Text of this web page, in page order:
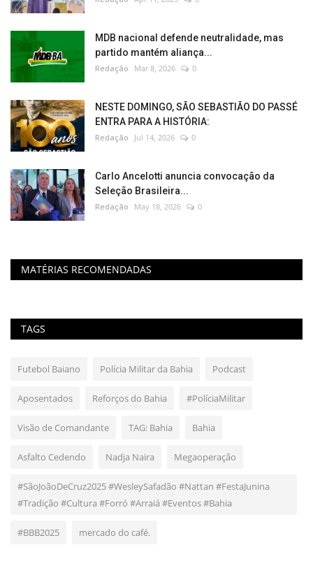
MDB nacional defende neutralidade, mas
partido mantém aliança...
Redação Mar 8, 2026 0
NESTE DOMINGO, SÃO SEBASTIÃO DO PASSÉ
ENTRA PARA A HISTÓRIA:
Redação Jul 14, 2026 0
Carlo Ancelotti anuncia convocação da
Seleção Brasileira...
Redação May 18, 2026 0
MATÉRIAS RECOMENDADAS
TAGS
Futebol Baiano Polícia Militar da Bahia Podcast
Aposentados Reforços do Bahia #PolíciaMilitar
Visão de Comandante TAG: Bahia Bahia
Asfalto Cedendo Nadja Naira Megaoperação
#SãoJoãoDeCruz2025 #WesleySafadão #Nattan #FestaJunina
#Tradição #Cultura #Forró #Arraiá #Eventos #Bahia
#BBB2025 mercado do café.